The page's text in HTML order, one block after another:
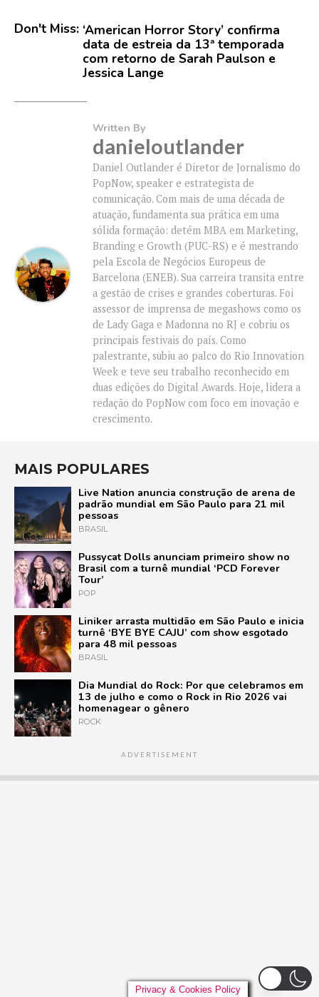
Don't Miss: ‘American Horror Story’ confirma
data de estreia da 13ª temporada
com retorno de Sarah Paulson e
Jessica Lange
Written By
danieloutlander
Daniel Outlander é Diretor de Jornalismo do
PopNow, speaker e estrategista de
comunicação. Com mais de uma década de
atuação, fundamenta sua prática em uma
sólida formação: detém MBA em Marketing,
Branding e Growth (PUC-RS) e é mestrando
pela Escola de Negócios Europeus de
Barcelona (ENEB). Sua carreira transita entre
a gestão de crises e grandes coberturas. Foi
assessor de imprensa de megashows como os
de Lady Gaga e Madonna no RJ e cobriu os
principais festivais do país. Como
palestrante, subiu ao palco do Rio Innovation
Week e teve seu trabalho reconhecido em
duas edições do Digital Awards. Hoje, lidera a
redação do PopNow com foco em inovação e
crescimento.
MAIS POPULARES
Live Nation anuncia construção de arena de
padrão mundial em São Paulo para 21 mil
pessoas
BRASIL
Pussycat Dolls anunciam primeiro show no
Brasil com a turnê mundial ‘PCD Forever
Tour’
POP
Liniker arrasta multidão em São Paulo e inicia
turnê ‘BYE BYE CAJU’ com show esgotado
para 48 mil pessoas
BRASIL
Dia Mundial do Rock: Por que celebramos em
13 de julho e como o Rock in Rio 2026 vai
homenagear o gênero
ROCK
ADVERTISEMENT
Privacy & Cookies Policy